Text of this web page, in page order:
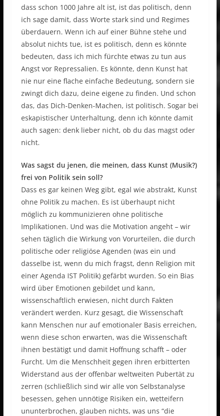
dass schon 1000 Jahre alt ist, ist das politisch, denn
ich sage damit, dass Worte stark sind und Regimes
überdauern. Wenn ich auf einer Bühne stehe und
absolut nichts tue, ist es politisch, denn es könnte
bedeuten, dass ich mich fürchte etwas zu tun aus
Angst vor Repressalien. Es könnte, denn Kunst hat
nie nur eine flache einfache Bedeutung, sondern sie
zwingt dich dazu, deine eigene zu finden. Und schon
das, das Dich-Denken-Machen, ist politisch. Sogar bei
eskapistischer Unterhaltung, denn ich könnte damit
auch sagen: denk lieber nicht, ob du das magst oder
nicht.
Was sagst du jenen, die meinen, dass Kunst (Musik?)
frei von Politik sein soll?
Dass es gar keinen Weg gibt, egal wie abstrakt, Kunst
ohne Politik zu machen. Es ist überhaupt nicht
möglich zu kommunizieren ohne politische
Implikationen. Und was die Motivation angeht – wir
sehen täglich die Wirkung von Vorurteilen, die durch
politische oder religiöse Agenden (was ein und
dasselbe ist, wenn du mich fragst, denn Religion mit
einer Agenda IST Politik) gefärbt wurden. So ein Bias
wird über Emotionen gebildet und kann,
wissenschaftlich erwiesen, nicht durch Fakten
verändert werden. Kurz gesagt, die Wissenschaft
kann Menschen nur auf emotionaler Basis erreichen,
wenn diese schon erwarten, was die Wissenschaft
ihnen bestätigt und damit Hoffnung schafft – oder
Furcht. Um die Menschheit gegen ihren erbitterten
Widerstand aus der offenbar weltweiten Pubertät zu
zerren (schließlich sind wir alle von Selbstanalyse
besessen, gehen unnötige Risiken ein, wetteifern
ununterbrochen, glauben nichts, was uns “die